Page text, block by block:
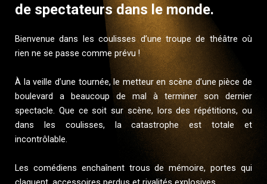
de spectateurs dans le monde.
Bienvenue dans les coulisses d’une troupe de théâtre où
rien ne se passe comme prévu !
À la veille d’une tournée, le metteur en scène d’une pièce de
boulevard a beaucoup de mal à terminer son dernier
spectacle. Que ce soit sur scène, lors des répétitions, ou
dans les coulisses, la catastrophe est totale et
incontrôlable.
Les comédiens enchaînent trous de mémoire, portes qui